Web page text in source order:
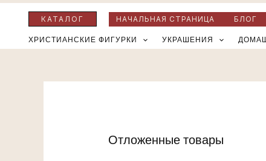
Перейти
содержимому
КАТАЛОГ НАЧАЛЬНАЯ СТРАНИЦА БЛОГ
ХРИСТИАНСКИЕ ФИГУРКИ УКРАШЕНИЯ
Отложенные товары